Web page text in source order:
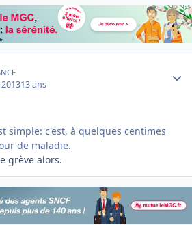
13 ans
simple: c'est, à quelques centimes
de maladie.
grève alors.